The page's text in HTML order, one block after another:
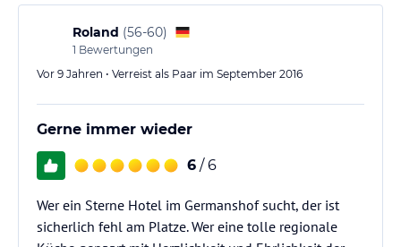
Roland (56-60)
1 Bewertungen
Vor 9 Jahren • Verreist als Paar im September 2016
Gerne immer wieder
6 / 6
Wer ein Sterne Hotel im Germanshof sucht, der ist
sicherlich fehl am Platze. Wer eine tolle regionale